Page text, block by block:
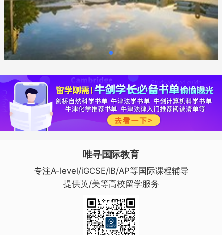
唯寻国际教育
专注A-level/iGCSE/IB/AP等国际课程辅导
提供英/美等高校留学服务